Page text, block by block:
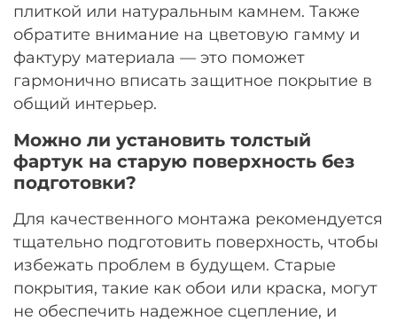
плиткой или натуральным камнем. Также
обратите внимание на цветовую гамму и
фактуру материала — это поможет
гармонично вписать защитное покрытие в
общий интерьер.
Можно ли установить толстый
фартук на старую поверхность без
подготовки?
Для качественного монтажа рекомендуется
тщательно подготовить поверхность, чтобы
избежать проблем в будущем. Старые
покрытия, такие как обои или краска, могут
не обеспечить надежное сцепление, и